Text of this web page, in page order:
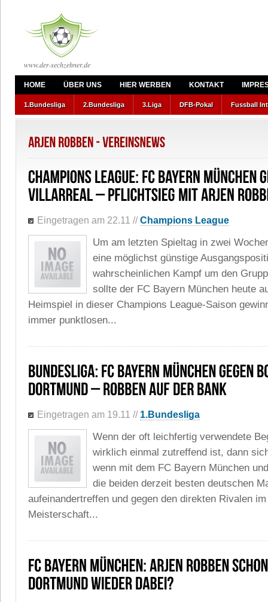
www.der-sechzehner.de
HOME ÜBER UNS HIER WERBEN KONTAKT
1.Bundesliga 2.Bundesliga 3.Liga DFB-Pokal Fussball
Eingetragen am 22.11 //Champions League
Um am letzten Spieltag in zwei
eine möglichst günstige
wahrscheinlichen Kampf um den
sollte der FC Bayern München heute
Heimspiel in dieser Champions League-Saison
immer punktlosen...
Eingetragen am 19.11 // 1.Bundesliga
Wenn der oft leichfertig verwendete
wirklich einmal zutreffend ist, dann
wenn mit dem FC Bayern München
die beiden derzeit besten deutschen
aufeinandertreffen und gegen den direkten Rivalen
Meisterschaft...